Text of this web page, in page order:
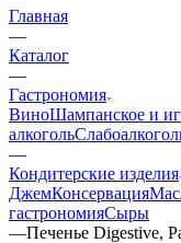
Главная
—
Каталог
—
Гастрономия
ВиноШампанское и
алкоголь
—
Кондитерские изделия
ДжемКонсервация
гастрономияСыры
—Печенье Digestive,